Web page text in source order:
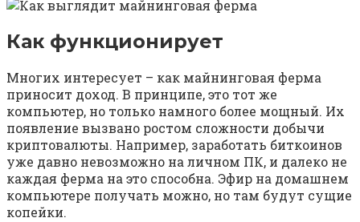
Как функционирует
Многих интересует – как майнинговая ферма
приносит доход. В принципе, это тот же
компьютер, но только намного более мощный. Их
появление вызвано ростом сложности добычи
криптовалюты. Например, заработать биткоинов
уже давно невозможно на личном ПК, и далеко не
каждая ферма на это способна. Эфир на домашнем
компьютере получать можно, но там будут сущие
копейки.